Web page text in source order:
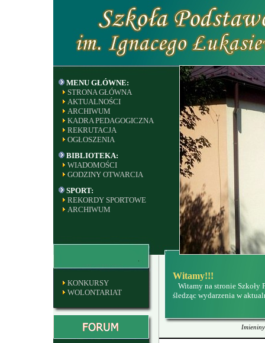
MENU GŁÓWNE:
STRONA GŁÓWNA
AKTUALNOŚCI
ARCHIWUM
KADRA PEDAGOGICZNA
REKRUTACJA
OGŁOSZENIA
BIBLIOTEKA:
WIADOMOŚCI
GODZINY OTWARCIA
SPORT:
REKORDY SPORTOWE
ARCHIWUM
KONKURSY
WOLONTARIAT
Witamy!!!
Witamy na stronie Szkoły
śledząc wydarzenia w
Imieniny